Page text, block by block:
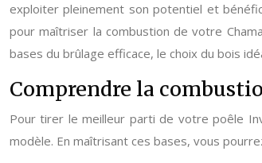
exploiter pleinement son potentiel et
pour maîtriser la combustion de votre
bases du brûlage efficace, le choix du bois
Comprendre la
Pour tirer le meilleur parti de votre poêle
modèle. En maîtrisant ces bases, vous